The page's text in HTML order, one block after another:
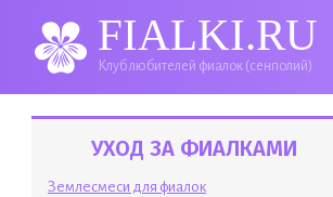
FIALKI.RU
Клуб любителей фиалок (сенполий)
УХОД ЗА ФИАЛКАМИ
Землесмеси для фиалок